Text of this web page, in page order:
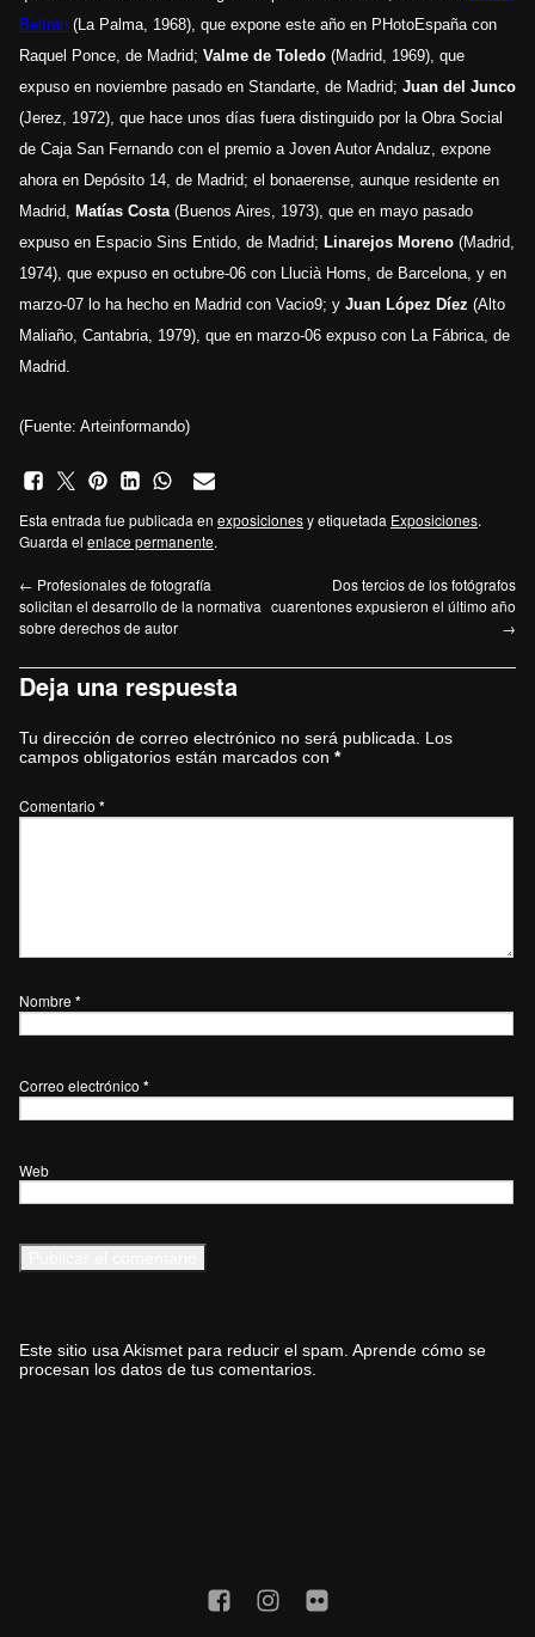
Beltrán (La Palma, 1968), que expone este año en PHotoEspaña con
Raquel Ponce, de Madrid; Valme de Toledo (Madrid, 1969), que
expuso en noviembre pasado en Standarte, de Madrid; Juan del Junco
(Jerez, 1972), que hace unos días fuera distinguido por la Obra Social
de Caja San Fernando con el premio a Joven Autor Andaluz, expone
ahora en Depósito 14, de Madrid; el bonaerense, aunque residente en
Madrid,
Matías Costa (Buenos Aires, 1973), que en mayo pasado
expuso en Espacio Sins Entido, de Madrid; Linarejos Moreno (Madrid,
1974), que expuso en octubre-06 con Llucià Homs, de Barcelona, y en
marzo-07 lo ha hecho en Madrid con Vacio9; y Juan López Díez (Alto
Maliaño, Cantabria, 1979), que en marzo-06 expuso con La Fábrica, de
Madrid.
(Fuente: Arteinformando)
Esta entrada fue publicada en exposicionesy etiquetada Exposiciones.
Guarda el enlace permanente.
← Profesionales de fotografía
solicitan el desarrollo de la normativa
sobre derechos de autor
Dos tercios de los fotógrafos
cuarentones expusieron el último año
→
Deja una respuesta
Tu dirección de correo electrónico no será publicada.
Los
campos obligatorios están marcados con *
Comentario *
Nombre *
Correo electrónico *
Web
Este sitio usa Akismet para reducir el spam. Aprende cómo se
procesan los datos de tus comentarios.